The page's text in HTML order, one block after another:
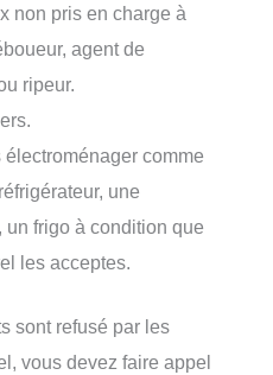
non pris en charge à
agent de
ripeur.
comme
une
un frigo à condition que
les acceptes.
sont refusé par les
vous devez faire appel